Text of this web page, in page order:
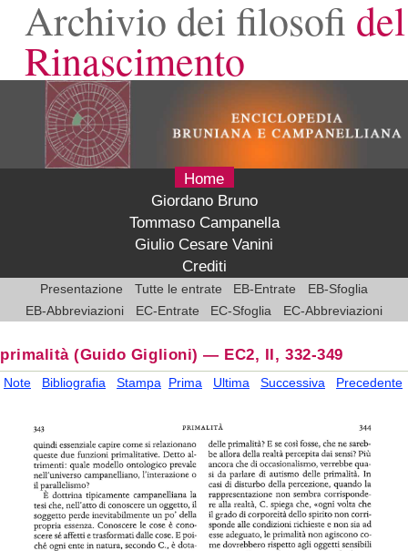
Archivio dei filosofi del
Rinascimento
Home
Giordano Bruno
Tommaso Campanella
Giulio Cesare Vanini
Crediti
Presentazione Tutte le entrate EB-Entrate
EB-Sfoglia
EB-Abbreviazioni
EC-Entrate EC-Sfoglia EC-Abbreviazioni
primalità(Guido Giglioni) — EC2, II, 332-349
Note Bibliografia Stampa Prima Ultima Successiva Precedente